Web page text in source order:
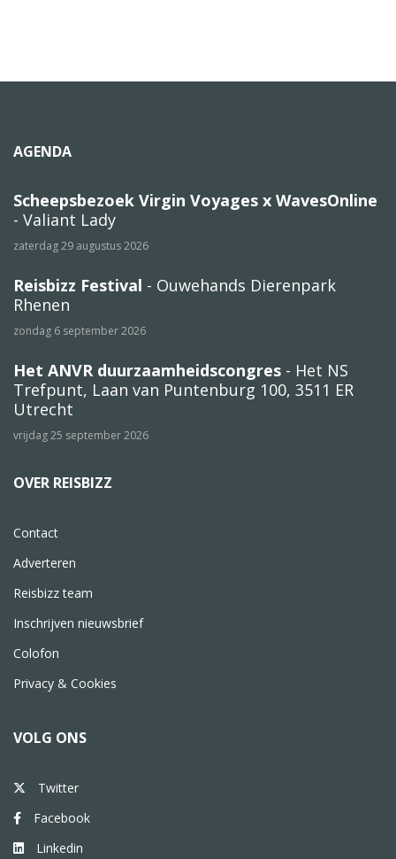
AGENDA
Scheepsbezoek Virgin Voyages x WavesOnline
- Valiant Lady
zaterdag 29 augustus 2026
Reisbizz Festival - Ouwehands Dierenpark
Rhenen
zondag 6 september 2026
Het ANVR duurzaamheidscongres - Het NS
Trefpunt, Laan van Puntenburg 100, 3511 ER
Utrecht
vrijdag 25 september 2026
OVER REISBIZZ
Contact
Adverteren
Reisbizz team
Inschrijven nieuwsbrief
Colofon
Privacy & Cookies
VOLG ONS
Twitter
Facebook
Linkedin